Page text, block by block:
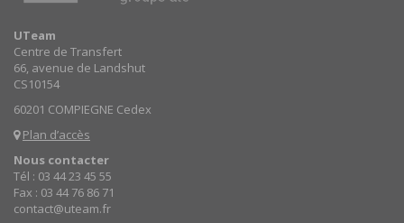
UTeam
Centre de Transfert
66, avenue de Landshut
CS10154
60201 COMPIEGNE Cedex
Plan d’accès
Nous contacter
Tél : 03 44 23 45 55
Fax : 03 44 76 86 71
contact@uteam.fr